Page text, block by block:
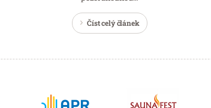
Číst celý článek